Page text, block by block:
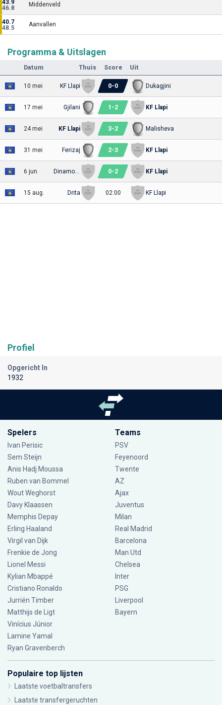
43.9
46.8
Middenveld
40.7
48.5
Aanvallen
Programma & Uitslagen
Datum Thuis Score Uit
10 mei KF Llapi 0-0 Dukagjini
17 mei Gjilani 1 -2 KF Llapi
24 mei KF Llapi 3-2 Malisheva
31 mei Ferizaj 2-3 KF Llapi
6 jun. Dinamo Ferizaj 0-2 KF Llapi
15 aug. Drita 02:00 KF Llapi
Profiel
Opgericht In
1932
Spelers
Ivan Perisic
Sem Steijn
Anis Hadj Moussa
Ruben van Bommel
Wout Weghorst
Davy Klaassen
Memphis Depay
Erling Haaland
Virgil van Dijk
Frenkie de Jong
Lionel Messi
Kylian Mbappé
Cristiano Ronaldo
Jurriën Timber
Matthijs de Ligt
Vinícius Júnior
Lamine Yamal
Ryan Gravenberch
Teams
PSV
Feyenoord
Twente
AZ
Ajax
Juventus
Milan
Real Madrid
Barcelona
Man Utd
Chelsea
Inter
PSG
Liverpool
Bayern
Populaire top lijsten
Laatste voetbaltransfers
Laatste transfergeruchten